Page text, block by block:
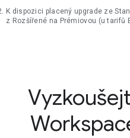
K dispozici placený upgrade ze
z Rozšířené na Prémiovou (u tarifů